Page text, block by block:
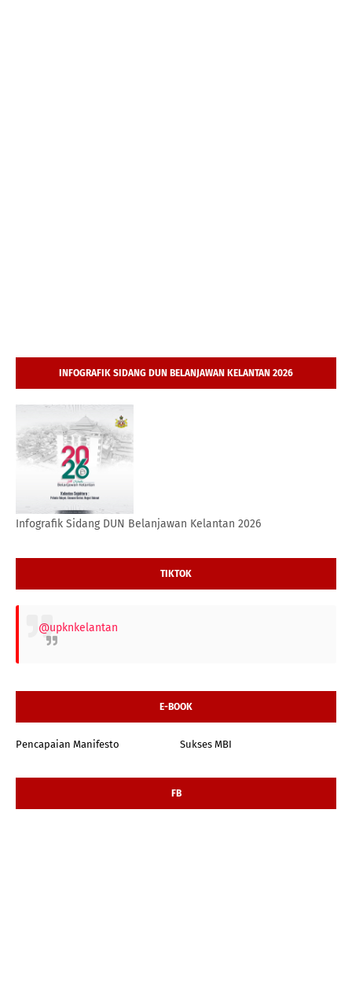
INFOGRAFIK SIDANG DUN BELANJAWAN KELANTAN 2026
Infografik Sidang DUN Belanjawan Kelantan 2026
TIKTOK
@upknkelantan
E-BOOK
Pencapaian Manifesto Sukses MBI
FB